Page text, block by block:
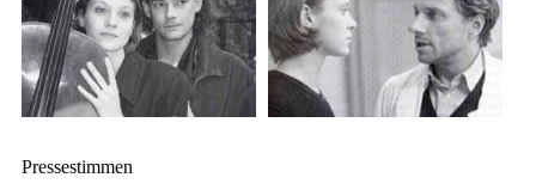
Pressestimmen